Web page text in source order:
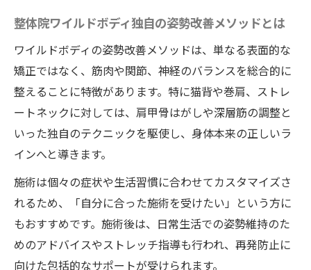
整体院ワイルドボディ独自の姿勢改善メソッドとは
ワイルドボディの姿勢改善メソッドは、単なる表面的な
矯正ではなく、筋肉や関節、神経のバランスを総合的に
整えることに特徴があります。特に猫背や巻肩、ストレ
ートネックに対しては、肩甲骨はがしや深層筋の調整と
いった独自のテクニックを駆使し、身体本来の正しいラ
インへと導きます。
施術は個々の症状や生活習慣に合わせてカスタマイズさ
れるため、「自分に合った施術を受けたい」という方に
もおすすめです。施術後は、日常生活での姿勢維持のた
めのアドバイスやストレッチ指導も行われ、再発防止に
向けた包括的なサポートが受けられます。